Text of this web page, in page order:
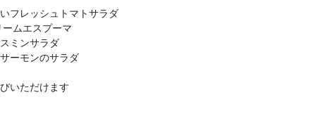
フレッシュトマトサラダ
ームエスプーマ
ミンサラダ
ーモンのサラダ
いただけます